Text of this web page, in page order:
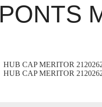
PONTS
HUB CAP MERITOR
HUB CAP MERITOR